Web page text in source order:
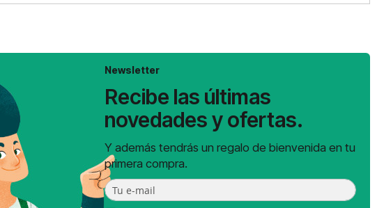
Newsletter
Recibe las últimas
novedades y ofertas.
Y además tendrás un regalo de bienvenida en tu
primera compra.